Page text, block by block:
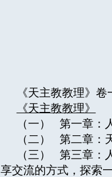
《天主教教理》卷
《天主教教理》
（一） 第一章：
（二） 第二章：
（三） 第三章：
享交流的方式，探索